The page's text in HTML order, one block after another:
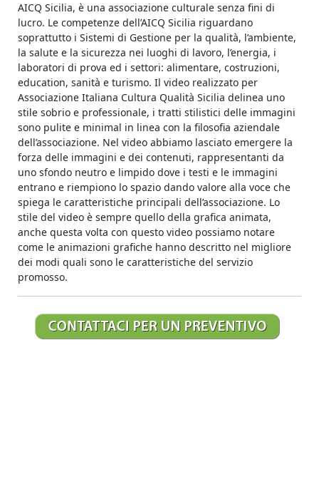
AICQ Sicilia, è una associazione culturale senza fini di
lucro. Le competenze dell’AICQ Sicilia riguardano
soprattutto i Sistemi di Gestione per la qualità, l’ambiente,
la salute e la sicurezza nei luoghi di lavoro, l’energia, i
laboratori di prova ed i settori: alimentare, costruzioni,
education, sanità e turismo. Il video realizzato per
Associazione Italiana Cultura Qualità Sicilia delinea uno
stile sobrio e professionale, i tratti stilistici delle immagini
sono pulite e minimal in linea con la filosofia aziendale
dell’associazione. Nel video abbiamo lasciato emergere la
forza delle immagini e dei contenuti, rappresentanti da
uno sfondo neutro e limpido dove i testi e le immagini
entrano e riempiono lo spazio dando valore alla voce che
spiega le caratteristiche principali dell’associazione. Lo
stile del video è sempre quello della grafica animata,
anche questa volta con questo video possiamo notare
come le animazioni grafiche hanno descritto nel migliore
dei modi quali sono le caratteristiche del servizio
promosso.